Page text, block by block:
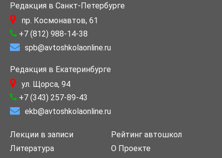
Редакция в Санкт-Петербурге
пр. Космонавтов, 61
+7 (812) 988-14-38
spb@avtoshkolaonline.ru
Редакция в Екатеринбурге
ул. Щорса, 94
+7 (343) 257-89-43
ekb@avtoshkolaonline.ru
Лекции в записи
Литература
Рейтинг автошкол
О Проекте